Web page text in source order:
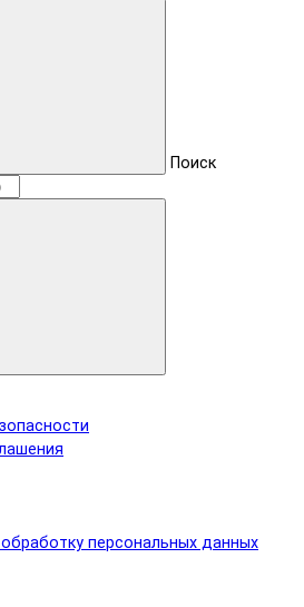
Поиск
персональных данных